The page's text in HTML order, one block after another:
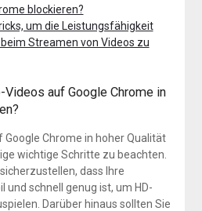
blockieren?
um die Leistungsfähigkeit
Streamen von Videos zu
Videos auf Google Chrome in
Google Chrome in hoher Qualität
wichtige Schritte zu beachten.
dass Ihre
und schnell genug ist, um HD-
Darüber hinaus sollten Sie